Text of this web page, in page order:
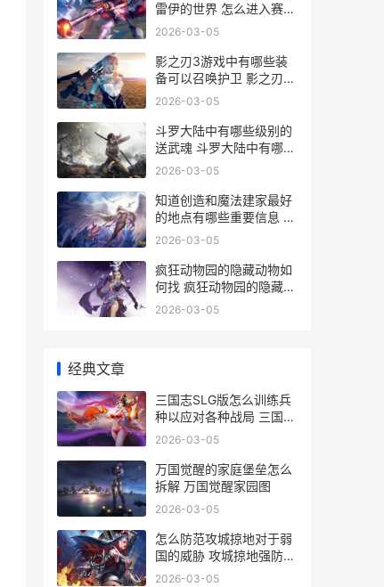
雷伊的世界 怎么进入赛尔
号战队
2026-03-05
影之刃3游戏中有哪些装
备可以召唤护卫 影之刃3
游戏视频
2026-03-05
斗罗大陆中有哪些级别的
送武魂 斗罗大陆中有哪些
武魂(全部,越多越好)
2026-03-05
知道创造和魔法建家最好
的地点有哪些重要信息 创
造与魔法里的魔法
2026-03-05
疯狂动物园的隐藏动物如
何找 疯狂动物园的隐藏动
物大全
2026-03-05
经典文章
三国志SLG版怎么训练兵
种以应对各种战局 三国志
slg手游
2026-03-05
万国觉醒的家庭堡垒怎么
拆解 万国觉醒家园图
2026-03-05
怎么防范攻城掠地对于弱
国的威胁 攻城掠地强防和
防御的区别
2026-03-05